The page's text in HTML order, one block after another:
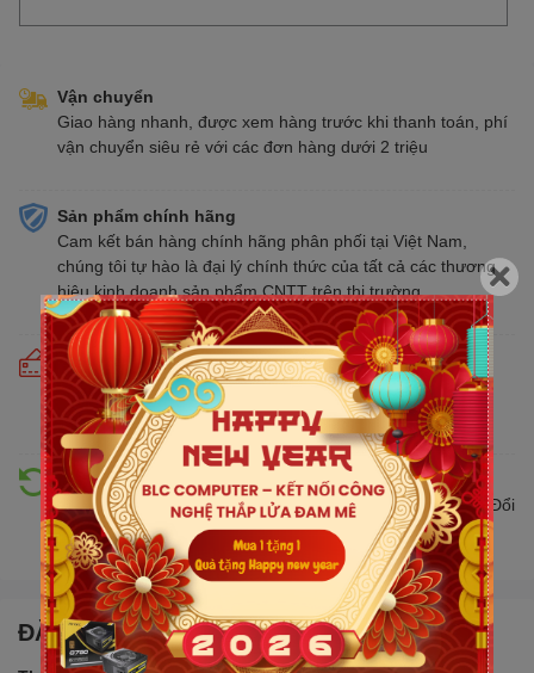
Vận chuyển
Giao hàng nhanh, được xem hàng trước khi thanh toán, phí
vận chuyển siêu rẻ với các đơn hàng dưới 2 triệu
Sản phẩm chính hãng
Cam kết bán hàng chính hãng phân phối tại Việt Nam,
chúng tôi tự hào là đại lý chính thức của tất cả các thương
hiệu kinh doanh sản phẩm CNTT trên thị trường
Cam kết giá tốt
Giá tốt hơn từ 10% - 30% so với thị trường. Liên tục cập
nhật giá mới nhất, cạnh tranh
Hỗ trợ đổi trả
Đổi trả hàng lên đến 30 ngày nếu có lỗi do nhà sản xuất. Đổi
trả hàng không cần lý do với mức phí ưu đãi
ĐẶC ĐIỂM NỔI BẬT